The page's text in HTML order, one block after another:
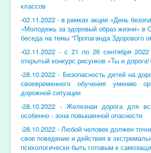
классов
-02.11.2022 - в рамках акции «День
«Молодежь за здоровый образ жизни»
беседа на темы "Пропаганда Здорового
-02.11.2022 - с 21 по 26 сентября 2022
открытый конкурс рисунков «Ты и
-28.10.2022 - Безопасность детей на
своевременного обучения умению
дорожной ситуации
-28.10.2022 - Железная дорога для
особенно - зона повышенной опасности
-28.10.2022 - Любой человек должен
свое поведение и действия в
психологически быть готовым к